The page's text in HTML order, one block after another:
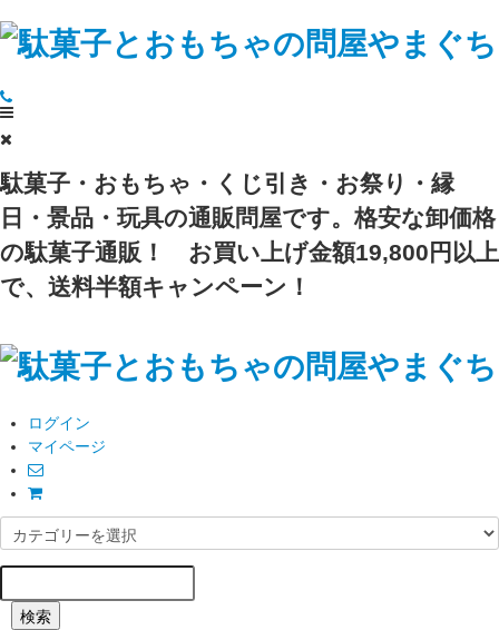
駄菓子・おもちゃ・くじ引き・お祭り・縁
日・景品・玩具の通販問屋です。格安な卸価格
の駄菓子通販！
お買い上げ金額19,800円以上
で、送料半額キャンペーン！
ログイン
マイページ
検索